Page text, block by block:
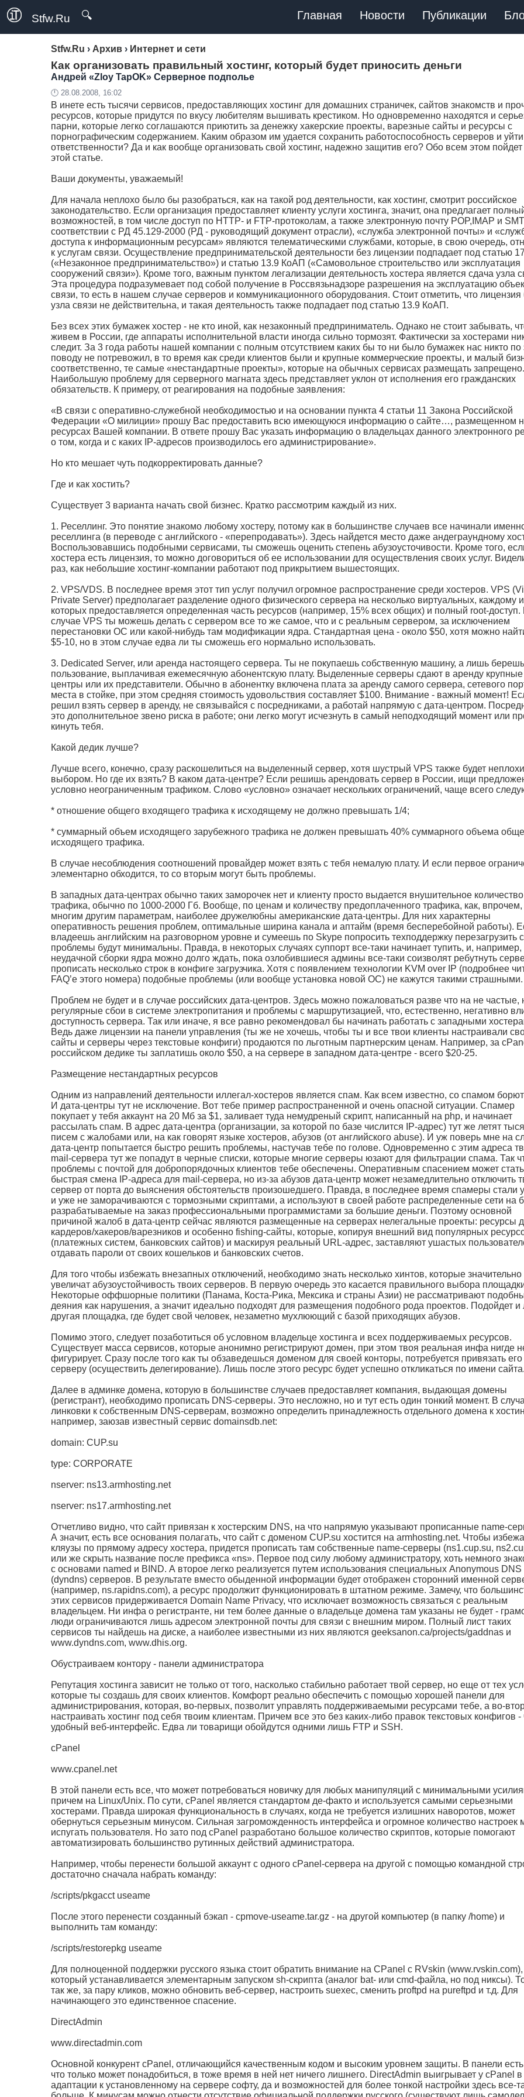
Stfw.Ru 🔍 Главная Новости Публикации
Stfw.Ru › Архив › Интернет и сети
Как организовать правильный хостинг, который будет приносить деньги
Андрей «Zloy TapOK» Серверное подполье
🕛 28.08.2008, 16:02
В инете есть тысячи сервисов, предоставляющих хостинг для домашних страничек, сайтов знакомств и
ресурсов, которые придутся по вкусу любителям вышивать крестиком. Но одновременно находятся и
парни, которые легко соглашаются приютить за денежку хакерские проекты, варезные сайты и ресурсы с
порнографическим содержанием. Каким образом им удается сохранить работоспособность серверов и
ответственности? Да и как вообще организовать свой хостинг, надежно защитив его? Обо всем этом пойдет
этой статье.
Ваши документы, уважаемый!
Для начала неплохо было бы разобраться, как на такой род деятельности, как хостинг, смотрит российское
законодательство. Если организация предоставляет клиенту услуги хостинга, значит, она предлагает
возможностей, в том числе доступ по HTTP- и FTP-протоколам, а также электронную почту POP,IMAP и
соответствии с РД 45.129-2000 (РД - руководящий документ отрасли), «служба электронной почты» и
доступа к информационным ресурсам» являются телематическими службами, которые, в свою очередь,
к услугам связи. Осуществление предпринимательской деятельности без лицензии подпадает под статью
(«Незаконное предпринимательство») и статью 13.9 КоАП («Самовольное строительство или эксплуатация
сооружений связи»). Кроме того, важным пунктом легализации деятельность хостера является сдача узла
Эта процедура подразумевает под собой получение в Россвязьнадзоре разрешения на эксплуатацию
связи, то есть в нашем случае серверов и коммуникационного оборудования. Стоит отметить, что лицензия
узла связи не действительна, и такая деятельность также подпадает под статью 13.9 КоАП.
Без всех этих бумажек хостер - не кто иной, как незаконный предприниматель. Однако не стоит забывать,
живем в России, где аппараты исполнительной власти иногда сильно тормозят. Фактически за хостерами
следит. За 3 года работы нашей компании с полным отсутствием каких бы то ни было бумажек нас никто по
поводу не потревожил, в то время как среди клиентов были и крупные коммерческие проекты, и малый
соответственно, те самые «нестандартные проекты», которые на обычных сервисах размещать запрещено.
Наибольшую проблему для серверного магната здесь представляет уклон от исполнения его гражданских
обязательств. К примеру, от реагирования на подобные заявления:
«В связи с оперативно-служебной необходимостью и на основании пункта 4 статьи 11 Закона Российской
Федерации «О милиции» прошу Вас предоставить всю имеющуюся информацию о сайте…, размещенном
ресурсах Вашей компании. В ответе прошу Вас указать информацию о владельцах данного электронного
о том, когда и с каких IP-адресов производилось его администрирование».
Но кто мешает чуть подкорректировать данные?
Где и как хостить?
Существует 3 варианта начать свой бизнес. Кратко рассмотрим каждый из них.
1. Реселлинг. Это понятие знакомо любому хостеру, потому как в большинстве случаев все начинали
реселлинга (в переводе с английского - «перепродавать»). Здесь найдется место даже андеграундному
Воспользовавшись подобными сервисами, ты сможешь оценить степень абузоусточивости. Кроме того,
хостера есть лицензия, то можно договориться об ее использовании для осуществления своих услуг.
раз, как небольшие хостинг-компании работают под прикрытием вышестоящих.
2. VPS/VDS. В последнее время этот тип услуг получил огромное распространение среди хостеров. VPS
Private Server) предполагает разделение одного физического сервера на несколько виртуальных, каждому
которых предоставляется определенная часть ресурсов (например, 15% всех общих) и полный root-доступ.
случае VPS ты можешь делать с сервером все то же самое, что и с реальным сервером, за исключением
перестановки ОС или какой-нибудь там модификации ядра. Стандартная цена - около $50, хотя можно
$5-10, но в этом случае едва ли ты сможешь его нормально использовать.
3. Dedicated Server, или аренда настоящего сервера. Ты не покупаешь собственную машину, а лишь
пользование, выплачивая ежемесячную абонентскую плату. Выделенные серверы сдают в аренду крупные
центры или их представители. Обычно в абонентку включена плата за аренду самого сервера, сетевого
места в стойке, при этом средняя стоимость удовольствия составляет $100. Внимание - важный момент!
решил взять сервер в аренду, не связывайся с посредниками, а работай напрямую с дата-центром.
это дополнительное звено риска в работе; они легко могут исчезнуть в самый неподходящий момент или
кинуть тебя.
Какой дедик лучше?
Лучше всего, конечно, сразу раскошелиться на выделенный сервер, хотя шустрый VPS также будет
выбором. Но где их взять? В каком дата-центре? Если решишь арендовать сервер в России, ищи
условно неограниченным трафиком. Слово «условно» означает нескольких ограничений, чаще всего
* отношение общего входящего трафика к исходящему не должно превышать 1/4;
* суммарный объем исходящего зарубежного трафика не должен превышать 40% суммарного объема
исходящего трафика.
В случае несоблюдения соотношений провайдер может взять с тебя немалую плату. И если первое
элементарно обходится, то со вторым могут быть проблемы.
В западных дата-центрах обычно таких заморочек нет и клиенту просто выдается внушительное количество
трафика, обычно по 1000-2000 Гб. Вообще, по ценам и количеству предоплаченного трафика, как, впрочем,
многим другим параметрам, наиболее дружелюбны американские дата-центры. Для них характерны
оперативность решения проблем, оптимальные ширина канала и аптайм (время бесперебойной работы).
владеешь английским на разговорном уровне и сумеешь по Skype попросить техподдержку перезагрузить
проблемы будут минимальны. Правда, в некоторых случаях суппорт все-таки начинает тупить, и, например,
неудачной сборки ядра можно долго ждать, пока озлобившиеся админы все-таки соизволят ребутнуть
прописать несколько строк в конфиге загрузчика. Хотя с появлением технологии KVM over IP (подробнее
FAQ’е этого номера) подобные проблемы (или вообще установка новой ОС) не кажутся такими страшными.
Проблем не будет и в случае российских дата-центров. Здесь можно пожаловаться разве что на не частые,
регулярные сбои в системе электропитания и проблемы с маршрутизацией, что, естественно, негативно
доступность сервера. Так или иначе, я все равно рекомендовал бы начинать работать с западными
Ведь даже лицензии на панели управления (ты же не хочешь, чтобы ты и все твои клиенты настраивали
сайты и серверы через текстовые конфиги) продаются по льготным партнерским ценам. Например, за
российском дедике ты заплатишь около $50, а на сервере в западном дата-центре - всего $20-25.
Размещение нестандартных ресурсов
Одним из направлений деятельности иллегал-хостеров является спам. Как всем известно, со спамом
И дата-центры тут не исключение. Вот тебе пример распространенной и очень опасной ситуации. Спамер
покупает у тебя аккаунт на 20 Мб за $1, заливает туда немудреный скрипт, написанный на php, и начинает
рассылать спам. В адрес дата-центра (организации, за которой по базе числится IP-адрес) тут же летят
писем с жалобами или, на как говорят языке хостеров, абузов (от английского abuse). И уж поверь мне на
дата-центр попытается быстро решить проблемы, настучав тебе по голове. Одновременно с этим адреса
mail-сервера тут же попадут в черные списки, которые многие серверы юзают для фильтрации спама. Так
проблемы с почтой для добропорядочных клиентов тебе обеспечены. Оперативным спасением может стать
быстрая смена IP-адреса для mail-сервера, но из-за абузов дата-центр может незамедлительно отключить
сервер от порта до выяснения обстоятельств произошедшего. Правда, в последнее время спамеры стали
и уже не заморачиваются с тормозными скриптами, а используют в своей работе распределенные сети на
разрабатываемые на заказ профессиональными программистами за большие деньги. Поэтому основной
причиной жалоб в дата-центр сейчас являются размещенные на серверах нелегальные проекты: ресурсы
кардеров/хакеров/варезников и особенно fishing-сайты, которые, копируя внешний вид популярных
(платежных систем, банковских сайтов) и маскируя реальный URL-адрес, заставляют ушастых
отдавать пароли от своих кошельков и банковских счетов.
Для того чтобы избежать внезапных отключений, необходимо знать несколько хинтов, которые значительно
увеличат абузоустойчивость твоих серверов. В первую очередь это касается правильного выбора
Некоторые оффшорные политики (Панама, Коста-Рика, Мексика и страны Азии) не рассматривают
деяния как нарушения, а значит идеально подходят для размещения подобного рода проектов. Подойдет
другая площадка, где будет свой человек, незаметно мухлюющий с базой приходящих абузов.
Помимо этого, следует позаботиться об условном владельце хостинга и всех поддерживаемых ресурсов.
Существует масса сервисов, которые анонимно регистрируют домен, при этом твоя реальная инфа нигде
фигурирует. Сразу после того как ты обзаведешься доменом для своей конторы, потребуется привязать его
серверу (осуществить делегирование). Лишь после этого ресурс будет успешно откликаться по имени сайта.
Далее в админке домена, которую в большинстве случаев предоставляет компания, выдающая домены
(регистрант), необходимо прописать DNS-серверы. Это несложно, но и тут есть один тонкий момент. В
линковки к собственным DNS-серверам, возможно определить принадлежность отдельного домена к
например, заюзав известный сервис domainsdb.net:
domain: CUP.su
type: CORPORATE
nserver: ns13.armhosting.net
nserver: ns17.armhosting.net
Отчетливо видно, что сайт привязан к хостерским DNS, на что напрямую указывают прописанные name-
А значит, есть все основания полагать, что сайт с доменом CUP.su хостится на armhosting.net. Чтобы
кляузы по прямому адресу хостера, придется прописать там собственные name-серверы (ns1.cup.su,
или же скрыть название после префикса «ns». Первое под силу любому администратору, хоть немного
с основами named и BIND. А второе легко реализуется путем использования специальных Anonymous DNS
(dyndns) серверов. В результате вместо обыденной информации будет отображен сторонний именной
(например, ns.rapidns.com), а ресурс продолжит функционировать в штатном режиме. Замечу, что
этих сервисов придерживается Domain Name Privacy, что исключает возможность связаться с реальным
владельцем. Ни инфа о регистранте, ни тем более данные о владельце домена там указаны не будет -
люди ограничиваются лишь адресом электронной почты для связи с внешним миром. Полный лист таких
сервисов ты найдешь на диске, а наиболее известными из них являются geeksanon.ca/projects/gaddnas и
www.dyndns.com, www.dhis.org.
Обустраиваем контору - панели администратора
Репутация хостинга зависит не только от того, насколько стабильно работает твой сервер, но еще от тех
которые ты создашь для своих клиентов. Комфорт реально обеспечить с помощью хорошей панели для
администрирования, которая, во-первых, позволит управлять поддерживаемыми ресурсами тебе, а во-
настраивать хостинг под себя твоим клиентам. Причем все это без каких-либо правок текстовых конфигов -
удобный веб-интерфейс. Едва ли товарищи обойдутся одними лишь FTP и SSH.
cPanel
www.cpanel.net
В этой панели есть все, что может потребоваться новичку для любых манипуляций с минимальными
причем на Linux/Unix. По сути, cPanel является стандартом де-факто и используется самыми серьезными
хостерами. Правда широкая функциональность в случаях, когда не требуется излишних наворотов, может
обернуться серьезным минусом. Сильная загроможденность интерфейса и огромное количество настроек
испугать пользователя. Но зато под cPanel разработано большое количество скриптов, которые помогают
автоматизировать большинство рутинных действий администратора.
Например, чтобы перенести большой аккаунт с одного cPanel-сервера на другой с помощью командной
достаточно сначала набрать команду:
/scripts/pkgacct useame
После этого перенести созданный бэкап - cpmove-useame.tar.gz - на другой компьютер (в папку /home) и
выполнить там команду:
/scripts/restorepkg useame
Для полноценной поддержки русского языка стоит обратить внимание на CPanel с RVskin (www.rvskin.com),
который устанавливается элементарным запуском sh-скрипта (аналог bat- или cmd-файла, но под никсы).
так же, за пару кликов, можно обновить веб-сервер, настроить suexec, сменить proftpd на pureftpd и т.д. Для
начинающего это единственное спасение.
DirectAdmin
www.directadmin.com
Основной конкурент cPanel, отличающийся качественным кодом и высоким уровнем защиты. В панели есть
что только может понадобиться, в тоже время в ней нет ничего лишнего. DirectAdmin выигрывает у cPanel
адаптации к установленному на сервере софту, да и возможностей для более тонкой настройки здесь все-